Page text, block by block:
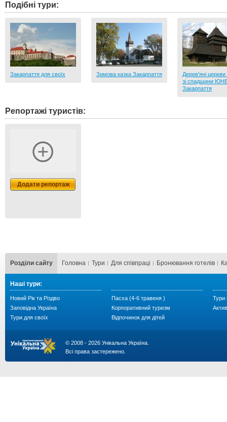
Подібні тури:
Закарпаття для своїх Зимова казка Закарпаття
Дерев'яні церкви
зі спадщини
Закарпаття
Репортажі туристів:
Додати репортаж
Розділи сайту Головна Тури Для cпівпраці Бронювання готелів
Наші тури:
Новий Рік та Різдво
Заповідна Україна
Тури для своїх
Пасха (4-6 травеня )
Корпоративний туризм
Відпочинок для дітей
Тури
© 2008 - 2026 Унікальна Україна.
Всі права застережено.